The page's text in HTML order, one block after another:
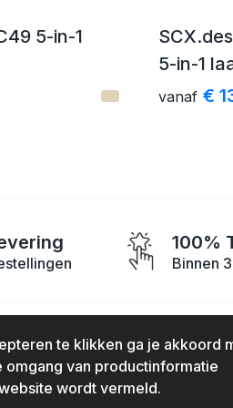
5-in-1
5-in-1
vanaf €
100%
Binnen
149
te klikken ga je akkoord
omgang van productinformatie
wordt vermeld.